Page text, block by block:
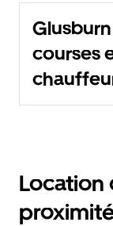
courses
Location